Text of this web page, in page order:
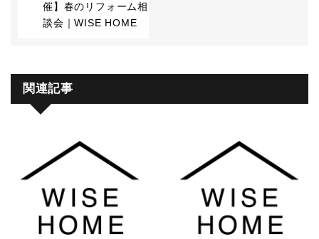
催】春のリフォーム相
談会｜WISE HOME
関連記事